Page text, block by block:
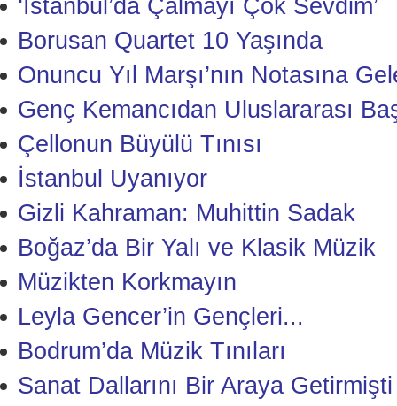
‘İstanbul’da Çalmayı Çok Sevdim’
Borusan Quartet 10 Yaşında
Onuncu Yıl Marşı’nın Notasına
Genç Kemancıdan Uluslararası
Çellonun Büyülü Tınısı
İstanbul Uyanıyor
Gizli Kahraman: Muhittin Sadak
Boğaz’da Bir Yalı ve Klasik Müzik
Müzikten Korkmayın
Leyla Gencer’in Gençleri...
Bodrum’da Müzik Tınıları
Sanat Dallarını Bir Araya Getirmişti